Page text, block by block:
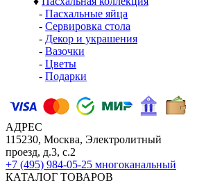
- Пасхальные яйца
- Сервировка стола
- Декор и украшения
- Вазочки
- Цветы
- Подарки
АДРЕС
115230, Москва, Электролитный
проезд, д.3, с.2
+7 (495) 984-05-25 многоканальный
КАТАЛОГ ТОВАРОВ